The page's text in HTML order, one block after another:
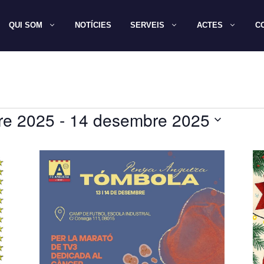
QUI SOM NOTÍCIES SERVEIS ACTES
2025 - 14 desembre 2025